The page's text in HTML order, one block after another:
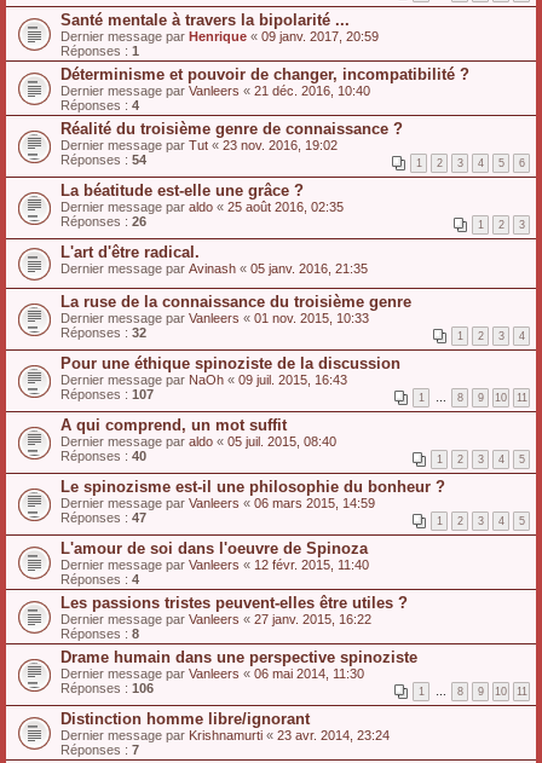
Santé mentale à travers la bipolarité ...
Dernier message par Henrique « 09 janv. 2017, 20:59
Réponses : 1
Déterminisme et pouvoir de changer, incompatibilité ?
Dernier message par Vanleers « 21 déc. 2016, 10:40
Réponses : 4
Réalité du troisième genre de connaissance ?
Dernier message par Tut « 23 nov. 2016, 19:02
Réponses : 54 1 2 3 4 5 6
La béatitude est-elle une grâce ?
Dernier message par aldo « 25 août 2016, 02:35
Réponses : 26 1 2 3
L'art d'être radical.
Dernier message par Avinash « 05 janv. 2016, 21:35
La ruse de la connaissance du troisième genre
Dernier message par Vanleers « 01 nov. 2015, 10:33
Réponses : 32 1 2 3 4
Pour une éthique spinoziste de la discussion
Dernier message par NaOh « 09 juil. 2015, 16:43
Réponses : 107 1 … 8 9 10 11
A qui comprend, un mot suffit
Dernier message par aldo « 05 juil. 2015, 08:40
Réponses : 40 1 2 3 4 5
Le spinozisme est-il une philosophie du bonheur ?
Dernier message par Vanleers « 06 mars 2015, 14:59
Réponses : 47 1 2 3 4 5
L'amour de soi dans l'oeuvre de Spinoza
Dernier message par Vanleers « 12 févr. 2015, 11:40
Réponses : 4
Les passions tristes peuvent-elles être utiles ?
Dernier message par Vanleers « 27 janv. 2015, 16:22
Réponses : 8
Drame humain dans une perspective spinoziste
Dernier message par Vanleers « 06 mai 2014, 11:30
Réponses : 106 1 … 8 9 10 11
Distinction homme libre/ignorant
Dernier message par Krishnamurti « 23 avr. 2014, 23:24
Réponses : 7